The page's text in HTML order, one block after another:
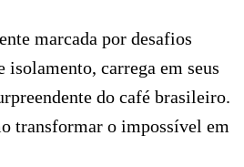
marcada por desafios
isolamento, carrega em seus
do café brasileiro.
transformar o impossível em